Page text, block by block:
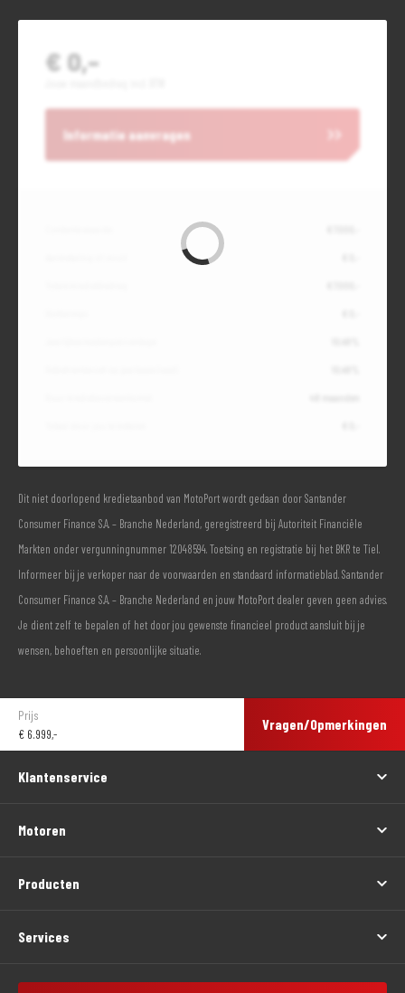
€ 0,-
Informatie aanvragen
Dit niet doorlopend kredietaanbod van MotoPort wordt gedaan door Santander
Consumer Finance S.A. – Branche Nederland, geregistreerd bij Autoriteit Financiële
Markten onder vergunningnummer 12048594. Toetsing en registratie bij het BKR te Tiel.
Informeer bij je verkoper naar de voorwaarden en standaard informatieblad. Santander
Consumer Finance S.A. – Branche Nederland en jouw MotoPort dealer geven geen advies.
Je dient zelf te bepalen of het door jou gewenste financieel product aansluit bij je
wensen, behoeften en persoonlijke situatie.
Prijs
€ 6.999,-
Vragen/Opmerkingen
Klantenservice
Motoren
Producten
Services